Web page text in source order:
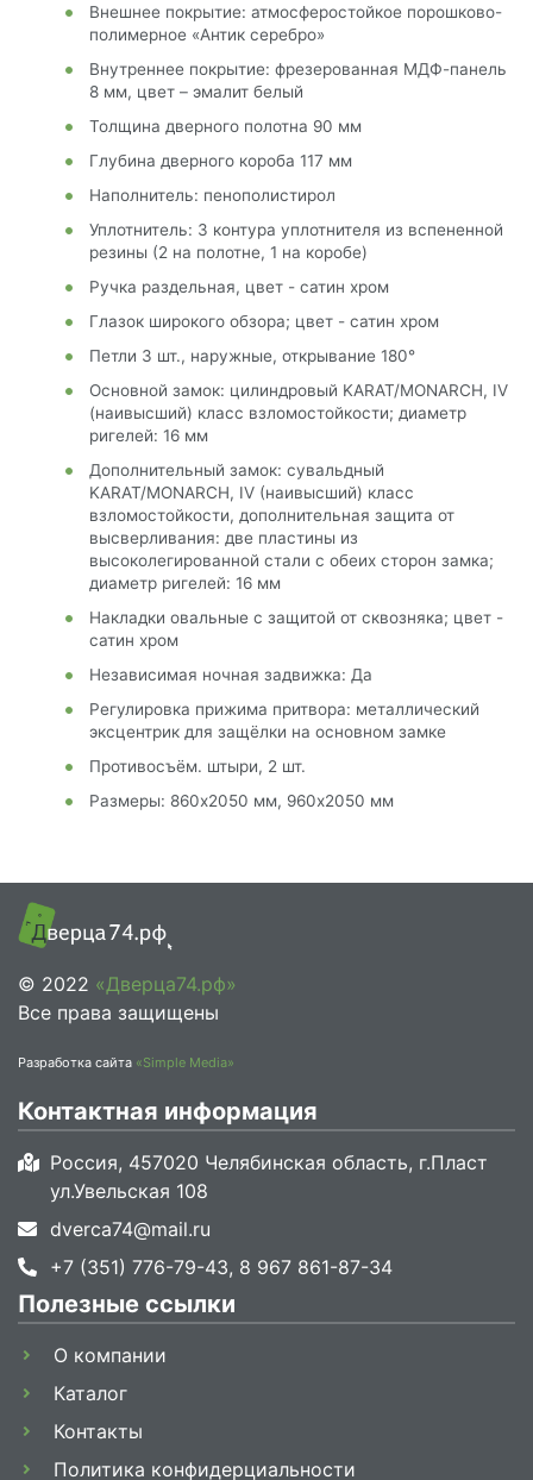
Внешнее покрытие: атмосферостойкое порошково-
полимерное «Антик серебро»
Внутреннее покрытие: фрезерованная МДФ-панель
8 мм, цвет – эмалит белый
Толщина дверного полотна 90 мм
Глубина дверного короба 117 мм
Наполнитель: пенополистирол
Уплотнитель: 3 контура уплотнителя из вспененной
резины (2 на полотне, 1 на коробе)
Ручка раздельная, цвет - сатин хром
Глазок широкого обзора; цвет - сатин хром
Петли 3 шт., наружные, открывание 180°
Основной замок: цилиндровый KARAT/MONARCH, IV
(наивысший) класс взломостойкости; диаметр
ригелей: 16 мм
Дополнительный замок: сувальдный
KARAT/MONARCH, IV (наивысший) класс
взломостойкости, дополнительная защита от
высверливания: две пластины из
высоколегированной стали с обеих сторон замка;
диаметр ригелей: 16 мм
Накладки овальные с защитой от сквозняка; цвет -
сатин хром
Независимая ночная задвижка: Да
Регулировка прижима притвора: металлический
эксцентрик для защёлки на основном замке
Противосъём. штыри, 2 шт.
Размеры: 860х2050 мм, 960х2050 мм
© 2022 «Дверца74.рф»
Все права защищены
Разработка сайта «Simple Media»
Контактная информация
Россия, 457020 Челябинская область, г.Пласт
ул.Увельская 108
dverca74@mail.ru
+7 (351) 776-79-43, 8 967 861-87-34
Полезные ссылки
О компании
Каталог
Контакты
Политика конфидерциальности